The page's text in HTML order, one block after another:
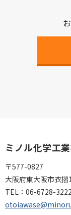
ミノル化学工
〒577-0827
大阪府東大阪市衣
TEL： 06-6728-3222